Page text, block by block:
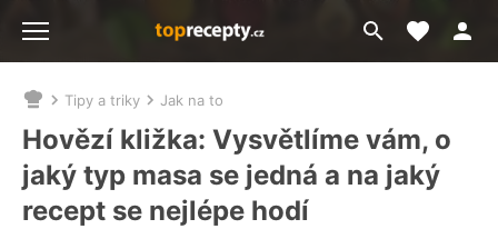
Přejít
na
Moje
Nacházíte
se
zde:
Tipy a triky Jak na to
Hovězí kližka: Vysvětlíme vám, o
jaký typ masa se jedná a na jaký
recept se nejlépe hodí